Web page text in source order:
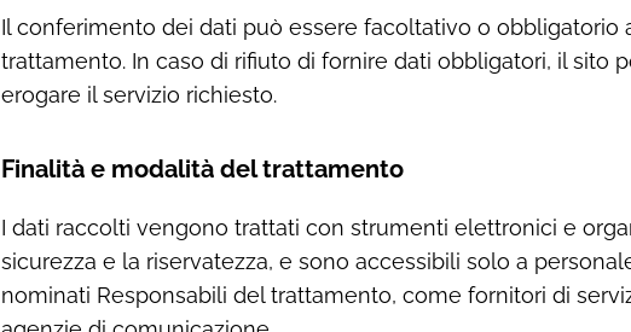
Il conferimento dei dati può essere facoltativo o obbligatorio
trattamento. In caso di rifiuto di fornire dati obbligatori, il sito
erogare il servizio richiesto.
Finalità e modalità del trattamento
I dati raccolti vengono trattati con strumenti elettronici e
sicurezza e la riservatezza, e sono accessibili solo a
nominati Responsabili del trattamento, come fornitori di